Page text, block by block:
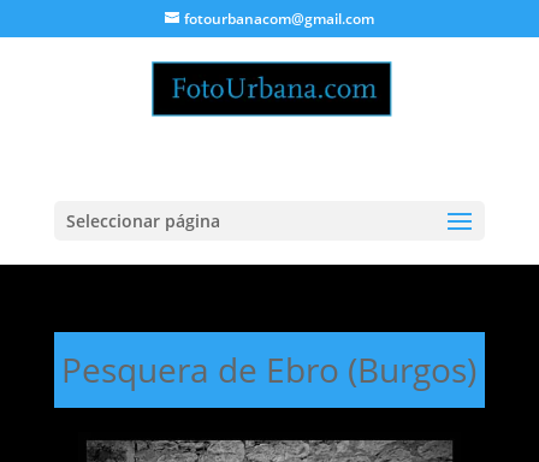
fotourbanacom@gmail.com
Seleccionar página
Pesquera de Ebro (Burgos)